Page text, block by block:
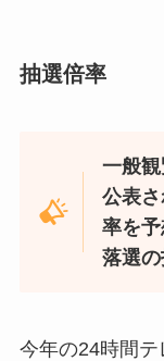
抽選倍率
一般
公表
率を予
落選の
今年の24時間